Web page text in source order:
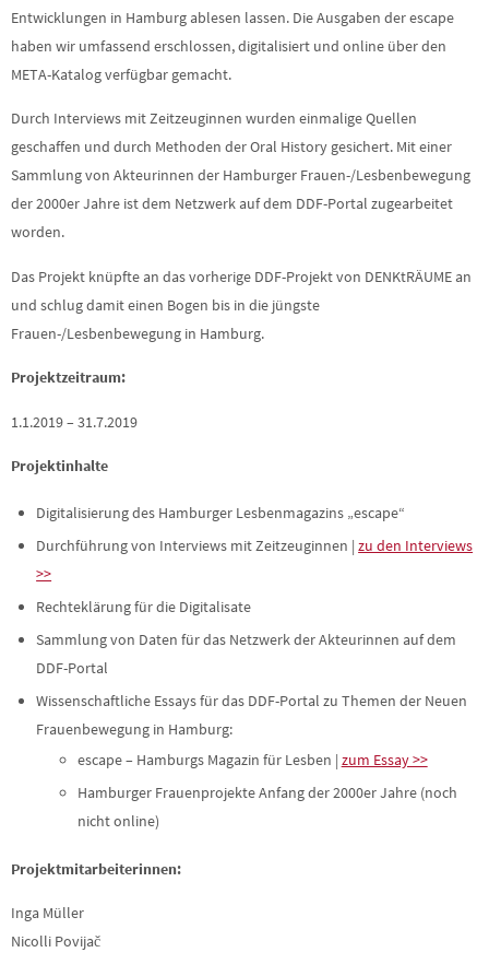
Entwicklungen in Hamburg ablesen lassen. Die Ausgaben der escape
haben wir umfassend erschlossen, digitalisiert und online über den
META-Katalog verfügbar gemacht.
Durch Interviews mit Zeitzeuginnen wurden einmalige Quellen
geschaffen und durch Methoden der Oral History gesichert. Mit einer
Sammlung von Akteurinnen der Hamburger Frauen-/Lesbenbewegung
der 2000er Jahre ist dem Netzwerk auf dem DDF-Portal zugearbeitet
worden.
Das Projekt knüpfte an das vorherige DDF-Projekt von DENKtRÄUME an
und schlug damit einen Bogen bis in die jüngste
Frauen-/Lesbenbewegung in Hamburg.
Projektzeitraum:
1.1.2019 – 31.7.2019
Projektinhalte
Digitalisierung des Hamburger Lesbenmagazins „escape“
Durchführung von Interviews mit Zeitzeuginnen |zu den Interviews
>>
Rechteklärung für die Digitalisate
Sammlung von Daten für das Netzwerk der Akteurinnen auf dem
DDF-Portal
Wissenschaftliche Essays für das DDF-Portal zu Themen der Neuen
Frauenbewegung in Hamburg:
escape – Hamburgs Magazin für Lesben | zum Essay >>
Hamburger Frauenprojekte Anfang der 2000er Jahre (noch
nicht online)
Projektmitarbeiterinnen:
Inga Müller
Nicolli Povijač